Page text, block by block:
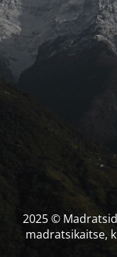
2025 ©
madratsikaitse,